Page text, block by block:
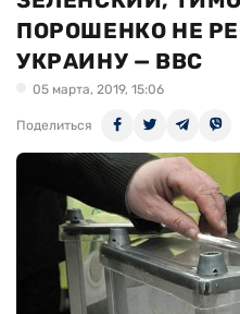
ПОРОШЕНКО НЕ
УКРАИНУ — BBC
05 марта, 2019, 15:06
Поделиться